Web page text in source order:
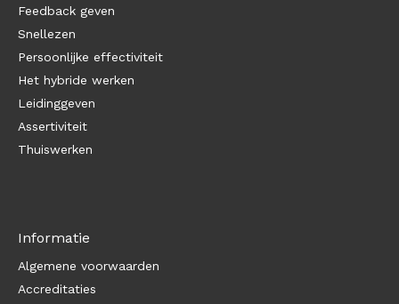
Feedback geven
Snellezen
Persoonlijke effectiviteit
Het hybride werken
Leidinggeven
Assertiviteit
Thuiswerken
Informatie
Algemene voorwaarden
Accreditaties